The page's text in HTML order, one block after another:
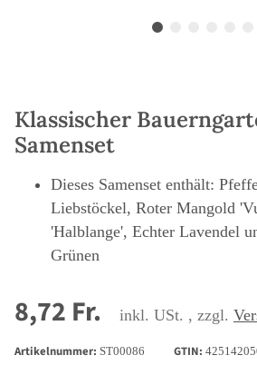
Klassischer
Samenset
Dieses Samenset enthält:
Liebstöckel, Roter Mangold
'Halblange', Echter Lavendel
Grünen
8,72 Fr. inkl. USt. , zzgl.
Artikelnummer: ST00086 GTIN: